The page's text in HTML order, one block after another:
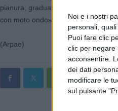
Noi e i nostri
personali,
Puoi fare clic
clic per negare
acconsentire.
dei dati
modificare le
sul pulsante
pianura; graduale attenuazione
con moto ondoso in attenuazione
(Arpae)